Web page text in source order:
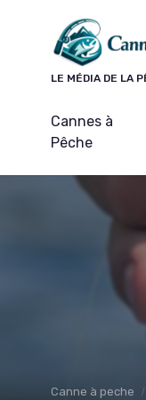
LE MÉDIA DE LA
Cannes à
Pêche
Canne à peche